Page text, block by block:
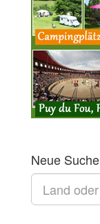
Neue Suche